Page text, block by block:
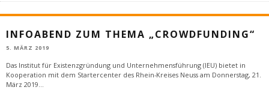
INFOABEND ZUM THEMA „CROWDFUNDING“
5. MÄRZ 2019
Das Institut für Existenzgründung und Unternehmensführung (IEU) bietet in
Kooperation mit dem Startercenter des Rhein-Kreises Neuss am Donnerstag, 21.
März 2019...